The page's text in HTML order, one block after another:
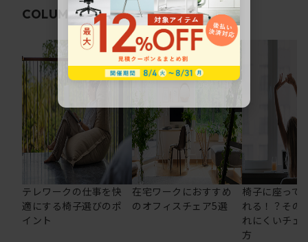
COLUMN関連コラム
テレワークの仕事を快
適にする椅子選びのポ
イント
在宅ワークにおすすめ
のオフィスチェア5選
椅子に座って
れる！？その
れにくいチェ
方